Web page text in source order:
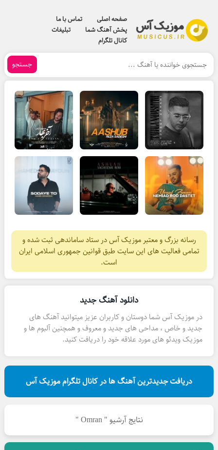
صفحه اصلی
تماس با ما
پخش آهنگ شما
تبلیغات
کانال تلگرام
جستجو
رسانه بزرگ و معتبر موزیک آس در ستاد ساماندهی ثبت شده و
تمامی فعالیت های این سایت طبق قوانین جمهوری اسلامی ایران
است.
دانلود آهنگ جدید
در موزیک آس شما دوستان و کاربران عزیز میتوانید آهنگ های
جدید و خاص ، مداحی های جدید و معروف و همچنین آلبوم ها و
موزیک ویدئو های مورد علاقه خود را دریافت کنید.
دریافت جدیدترین آهنگ ها در کانال تلگرام موزیک آس
نتایج آرشیو " Omran "